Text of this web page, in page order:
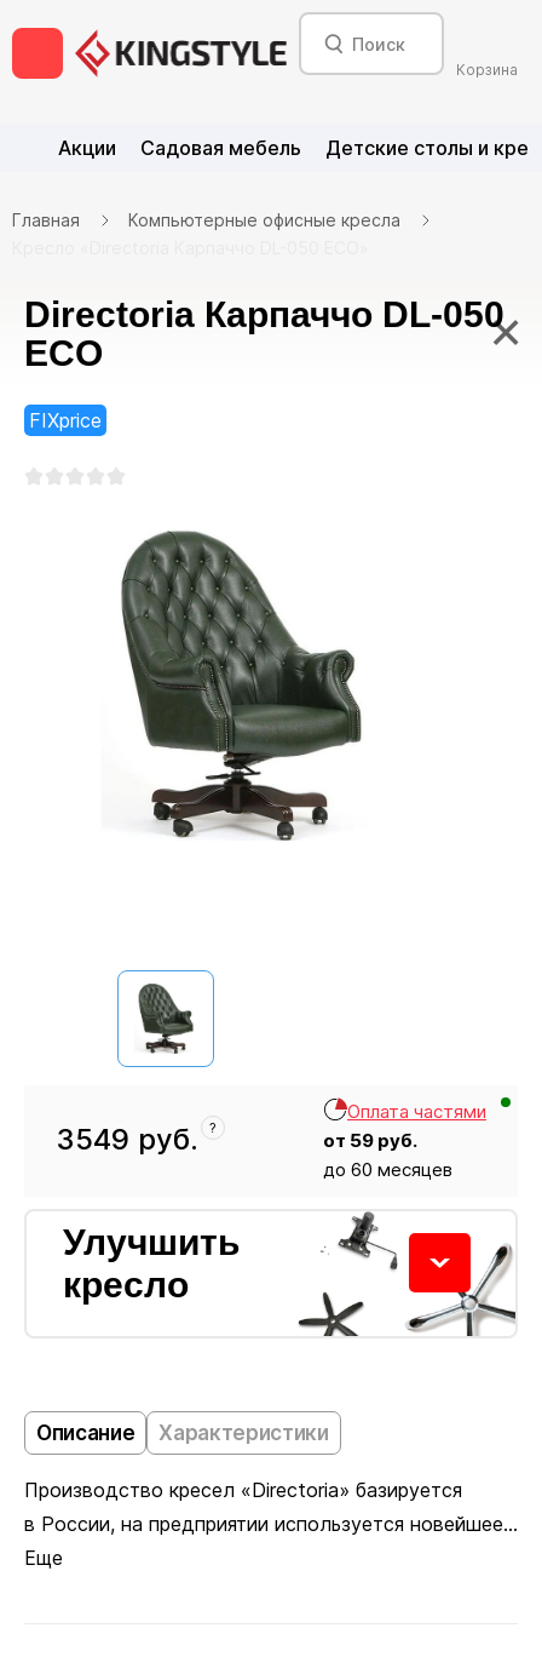
Корзина
Акции Садовая мебель Детские столы и
Главная
Компьютерные офисные кресла
Directoria Карпаччо DL-050
ECO
FIXprice
3549 руб. ?
Оплата частями
от 59 руб.
до 60 месяцев
Улучшить
кресло
Колёсики
Пластиковые ролики подходят для ковровых
покрытий. Полиуретановые не царапают ламинат
Описание Характеристики
Производство кресел «Directoria» базируется
в России, на предприятии используется новейшее...
Еще
×